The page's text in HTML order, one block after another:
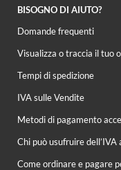
BISOGNO DI AIUTO?
Domande frequenti
Visualizza o traccia il tuo
Tempi di spedizione
IVA sulle Vendite
Metodi di pagamento
Chi può usufruire
Come ordinare e pagare